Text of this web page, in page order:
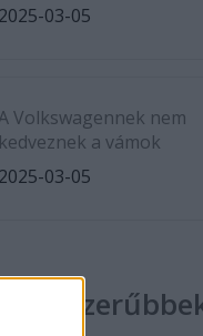
2025-03-05
Volkswagennek nem
kedveznek a vámok
2025-03-05